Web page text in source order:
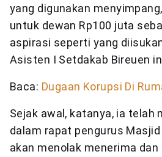
yang digunakan
untuk dewan Rp100 juta
aspirasi seperti yang
Asisten I Setdakab Bireuen
Baca: Dugaan Korupsi Di
Sejak awal, katanya, ia telah
dalam rapat pengurus Masjid
akan menolak menerima